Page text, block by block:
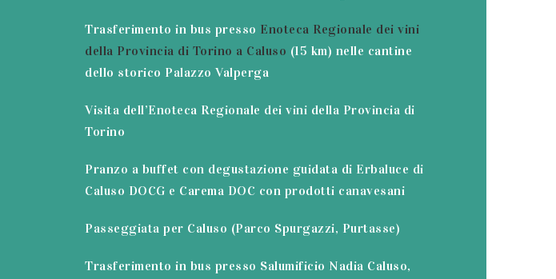
Trasferimento in bus presso Enoteca Regionale dei vini
della Provincia di Torino a Caluso (15 km) nelle cantine
dello storico Palazzo Valperga
Visita dell’Enoteca Regionale dei vini della Provincia di
Torino
Pranzo a buffet con degustazione guidata di Erbaluce di
Caluso DOCG e Carema DOC con prodotti canavesani
Passeggiata per Caluso (Parco Spurgazzi, Purtasse)
Trasferimento in bus presso Salumificio Nadia Caluso,